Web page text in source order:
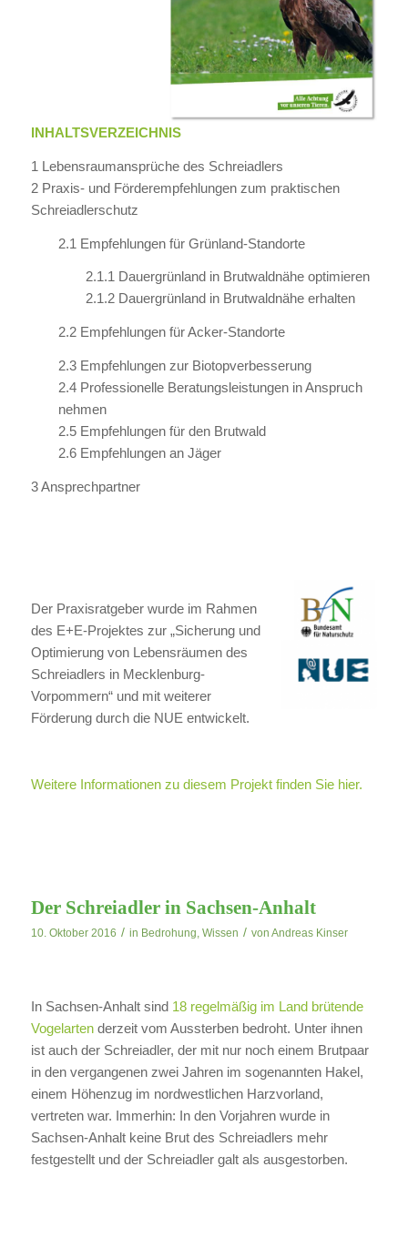
INHALTSVERZEICHNIS
1 Lebensraumansprüche des Schreiadlers
2 Praxis- und Förderempfehlungen zum praktischen
Schreiadlerschutz
2.1 Empfehlungen für Grünland-Standorte
2.1.1 Dauergrünland in Brutwaldnähe optimieren
2.1.2 Dauergrünland in Brutwaldnähe erhalten
2.2 Empfehlungen für Acker-Standorte
2.3 Empfehlungen zur Biotopverbesserung
2.4 Professionelle Beratungsleistungen in Anspruch
nehmen
2.5 Empfehlungen für den Brutwald
2.6 Empfehlungen an Jäger
3 Ansprechpartner
Der Praxisratgeber wurde im Rahmen
des E+E-Projektes zur „Sicherung und
Optimierung von Lebensräumen des
Schreiadlers in Mecklenburg-
Vorpommern“ und mit weiterer
Förderung durch die NUE entwickelt.
Weitere Informationen zu diesem Projekt finden Sie hier.
Der Schreiadler in Sachsen-Anhalt
10. Oktober 2016 / in Bedrohung Wissen / von Andreas Kinser
In Sachsen-Anhalt sind 18 regelmäßig im Land brütende
Vogelarten derzeit vom Aussterben bedroht. Unter ihnen
ist auch der Schreiadler, der mit nur noch einem Brutpaar
in den vergangenen zwei Jahren im sogenannten Hakel,
einem Höhenzug im nordwestlichen Harzvorland,
vertreten war. Immerhin: In den Vorjahren wurde in
Sachsen-Anhalt keine Brut des Schreiadlers mehr
festgestellt und der Schreiadler galt als ausgestorben.